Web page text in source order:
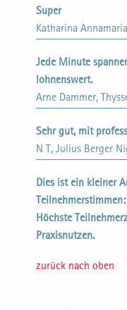
Super
Katharina
Jede Minute
lohnenswert.
Arne Dammer,
Sehr gut, mit
N T, Julius Berger
Dies ist ein kleiner
Teilnehmerstimmen:
Höchste
Praxisnutzen.
zurück nach oben